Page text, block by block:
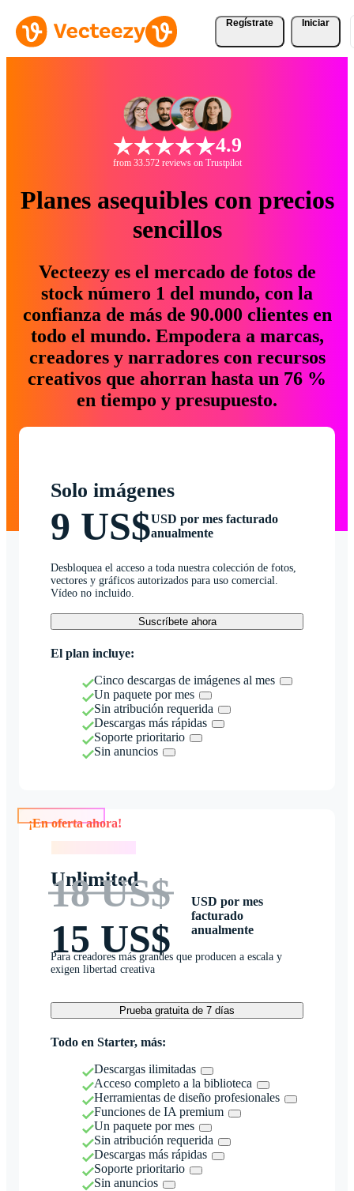
Regístrate Iniciar
4.9
from 33.572 reviews on Trustpilot
Planes asequibles con precios
sencillos
Vecteezy es el mercado de fotos de
stock número 1 del mundo, con la
confianza de más de 90.000 clientes en
todo el mundo. Empodera a marcas,
creadores y narradores con recursos
creativos que ahorran hasta un 76 %
en tiempo y presupuesto.
Solo imágenes
9 US$USD por mes facturado
anualmente
Desbloquea el acceso a toda nuestra colección de fotos,
vectores y gráficos autorizados para uso comercial.
Vídeo no incluido.
Suscríbete ahora
El plan incluye:
Cinco descargas de imágenes al mes
Un paquete por mes
Sin atribución requerida
Descargas más rápidas
Soporte prioritario
Sin anuncios
Unlimited
18 US$
15 US$
USD por mes
facturado
anualmente
Para creadores más grandes que producen a escala y
exigen libertad creativa
Prueba gratuita de 7 días
Todo en Starter, más:
Descargas ilimitadas
Acceso completo a la biblioteca
Herramientas de diseño profesionales
Funciones de IA premium
Un paquete por mes
Sin atribución requerida
Descargas más rápidas
Soporte prioritario
Sin anuncios